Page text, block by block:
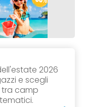
2026
e scegli
camp